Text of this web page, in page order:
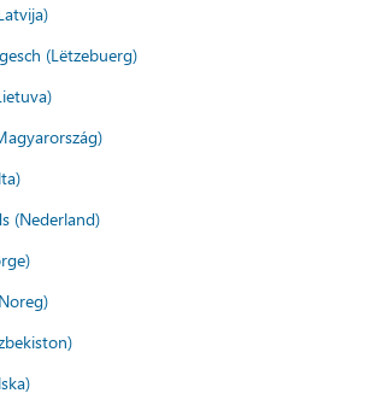
(Lëtzebuerg)
(Nederland)